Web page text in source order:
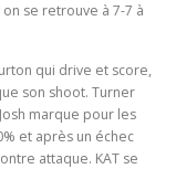
se retrouve à 7-7 à
qui drive et score,
son shoot. Turner
marque pour les
et après un échec
attaque. KAT se